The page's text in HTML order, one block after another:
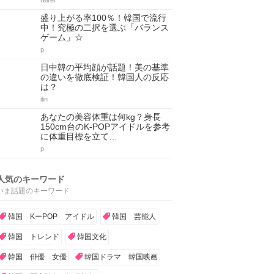
盛り上がる率100％！韓国で流行
中！究極の二択を選ぶ「バランス
ゲーム」☆
p
日中韓の平均顔が話題！美の基準
の違いを徹底検証！韓国人の反応
は？
ilin
あなたの美容体重は何kg？身長
150cm台のK-POPアイドルを参考
に体重目標を立て…
p
気のキーワード
ま話題のキーワード
韓国 KーPOP アイドル 韓国 芸能人
韓国 トレンド 韓国文化
韓国 俳優 女優 韓国ドラマ 韓国映画